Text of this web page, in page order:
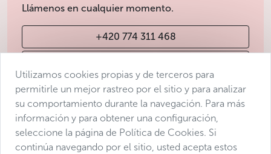
Llámenos en cualquier momento.
+420 774 311 468
Condiciones de venta
Protección de datos
Declaración de accesibilidad
Utilizamos cookies propias y de terceros para
permitirle un mejor rastreo por el sitio y para analizar
su comportamiento durante la navegación. Para más
información y para obtener una configuración,
seleccione la página de Política de Cookies. Si
continúa navegando por el sitio, usted acepta estos